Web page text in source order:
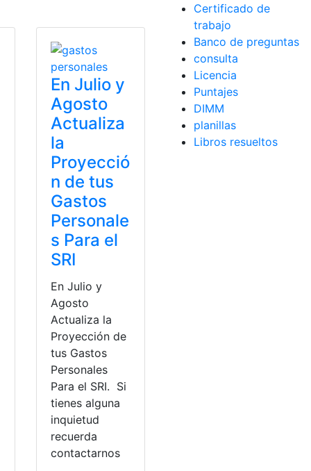
En Julio y
Agosto
Actualiza
la
Proyecció
n de tus
Gastos
Personale
s Para el
SRI
En Julio y
Agosto
Actualiza la
Proyección de
tus Gastos
Personales
Para el SRI. Si
tienes alguna
inquietud
recuerda
contactarnos
Certificado de
trabajo
Banco de preguntas
consulta
Licencia
Puntajes
DIMM
planillas
Libros resueltos